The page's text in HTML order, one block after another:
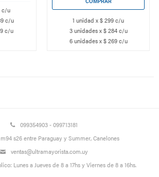
c/u
c/u
c/u
1 unidad x $ 299 c/u
3 unidades x $ 284 c/u
6 unidades x $ 269 c/u
099354903 - 099713181
s26 entre Paraguay y Summer, Canelones
ventas@ultramayorista.com.uy
Lunes a Jueves de 8 a 17hs y Viernes de 8 a 16hs.